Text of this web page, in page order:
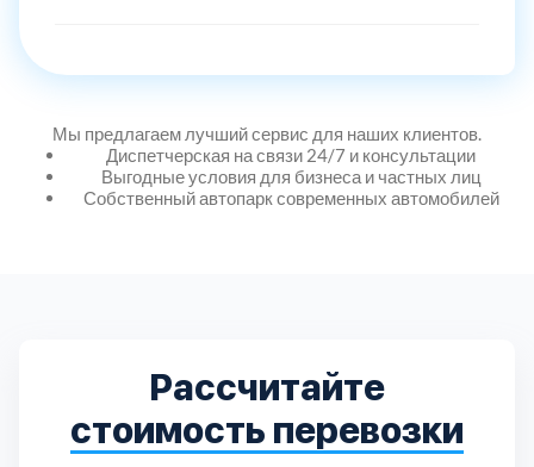
Мы предлагаем лучший сервис для наших клиентов.
Диспетчерская на связи 24/7 и консультации
Выгодные условия для бизнеса и частных лиц
Собственный автопарк современных автомобилей
Рассчитайте
стоимость перевозки
Выберите город:
Богородский